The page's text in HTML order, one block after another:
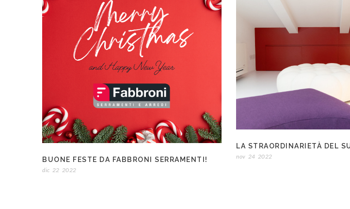
BUONE FESTE DA FABBRONI SERRAMENTI!
dic 22 2022
LA STRAORDINARIETÀ DEL
nov 24 2022